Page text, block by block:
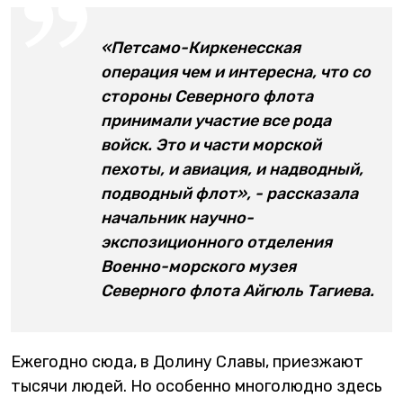
«Петсамо-Киркенесская
операция чем и интересна, что со
стороны Северного флота
принимали участие все рода
войск. Это и части морской
пехоты, и авиация, и надводный,
подводный флот», - рассказала
начальник научно-
экспозиционного отделения
Военно-морского музея
Северного флота Айгюль Тагиева.
Ежегодно сюда, в Долину Славы, приезжают
тысячи людей. Но особенно многолюдно здесь